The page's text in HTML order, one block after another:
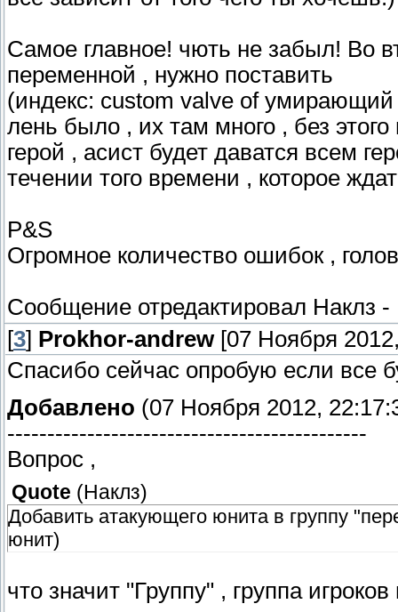
юнита + получил столько-то золота
>Если условие верно то , иначе
>>если:
>>>Количество юнитов в "переменная2" =
>>то:
>>>Установить случайный игрок из
>>>Выкинуть игрока асист1 из
>>>Установить случайный игрок из
Имя игрока-хозяина убивающего юнита +
юнита + получил столько-то золота.
Самое главное! чють не забыл! Во
переменной , нужно поставить
(индекс: custom valve of умирающий
лень было , их там много , без
герой , асист будет даватся всем
течении того времени , которое
P&S
Огромное количество ошибок ,
Сообщение отредактировал Наклз -
[3] Prokhor-andrew[07 Ноября
Спасибо сейчас опробую если все
Добавлено (07 Ноября 2012,
---------------------------------------------
Вопрос ,
Quote ( Наклз)
Добавить атакующего юнита в группу
юнит)
что значит "Группу" , группа